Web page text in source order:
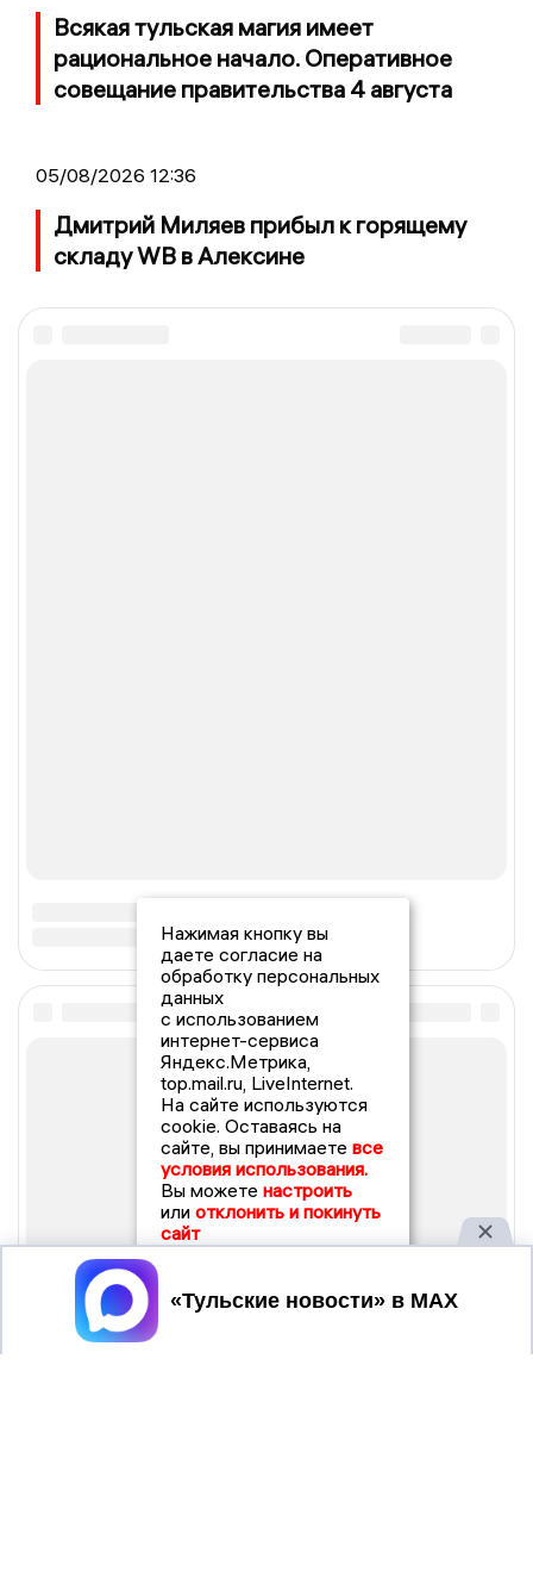
Всякая тульская магия имеет
рациональное начало. Оперативное
совещание правительства 4 августа
05/08/2026 12:36
Дмитрий Миляев прибыл к горящему
складу WB в Алексине
Нажимая кнопку вы
даете согласие на
обработку персональных
данных
с использованием
интернет-сервиса
Яндекс.Метрика,
top.mail.ru, LiveInternet.
На сайте используются
cookie. Оставаясь на
сайте, вы принимаете все
условия использования.
Вы можете настроить
или отклонить и покинуть
сайт
Принять